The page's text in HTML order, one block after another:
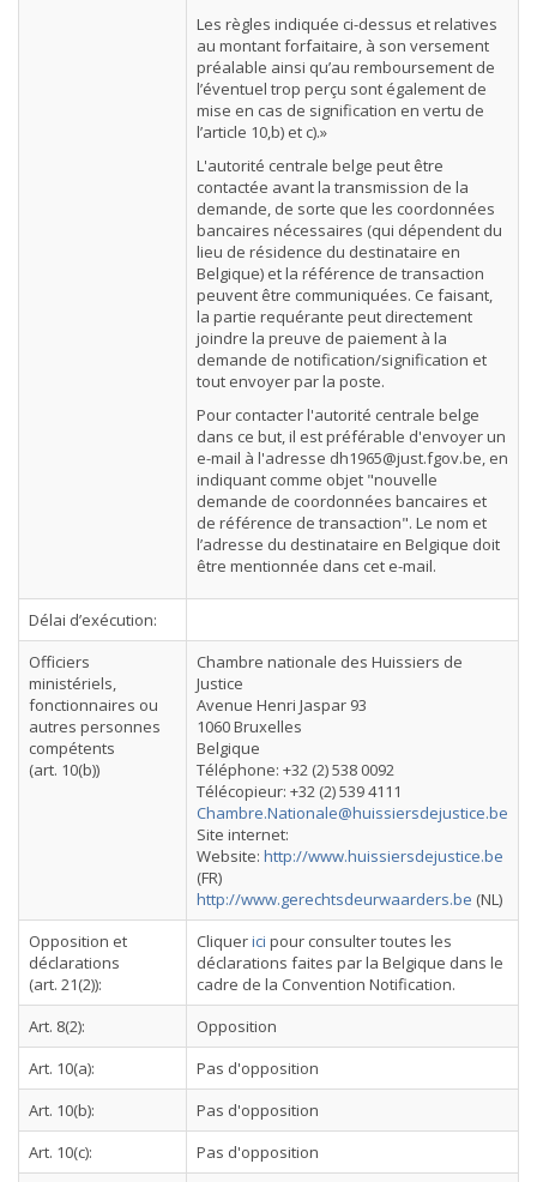
Les règles indiquée ci-dessus et relatives
au montant forfaitaire, à son versement
préalable ainsi qu’au remboursement de
l’éventuel trop perçu sont également de
mise en cas de signification en vertu de
l’article 10,b) et c).»
L'autorité centrale belge peut être
contactée avant la transmission de la
demande, de sorte que les coordonnées
bancaires nécessaires (qui dépendent du
lieu de résidence du destinataire en
Belgique) et la référence de transaction
peuvent être communiquées. Ce faisant,
la partie requérante peut directement
joindre la preuve de paiement à la
demande de notification/signification et
tout envoyer par la poste.
Pour contacter l'autorité centrale belge
dans ce but, il est préférable d'envoyer un
e-mail à l'adresse dh1965@just.fgov.be, en
indiquant comme objet "nouvelle
demande de coordonnées bancaires et
de référence de transaction". Le nom et
l’adresse du destinataire en Belgique doit
être mentionnée dans cet e-mail.
Délai d’exécution:
Officiers
ministériels,
fonctionnaires ou
autres personnes
compétents
(art. 10(b))
Chambre nationale des Huissiers de
Justice
Avenue Henri Jaspar 93
1060 Bruxelles
Belgique
Téléphone: +32 (2) 538 0092
Télécopieur: +32 (2) 539 4111
Chambre.Nationale@huissiersdejustice.be
Site internet:
Website: http://www.huissiersdejustice.be
(FR)
http://www.gerechtsdeurwaarders.be (NL)
Opposition et
déclarations
(art. 21(2)):
Cliquerici pour consulter toutes les
déclarations faites par la Belgique dans le
cadre de la Convention Notification.
Art. 8(2):
Opposition
Art. 10(a):
Pas d'opposition
Art. 10(b):
Pas d'opposition
Art. 10(c):
Pas d'opposition